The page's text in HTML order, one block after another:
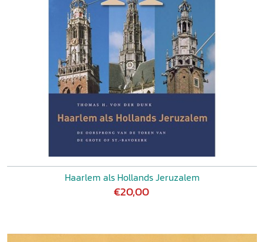
Haarlem als Hollands Jeruzalem
€20,00